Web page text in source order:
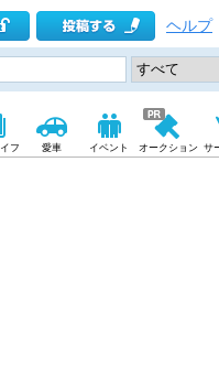
ヘルプ
フ 愛車 イベント オークション サ